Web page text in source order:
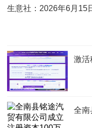
生意社：2026年6月15
激活
全南